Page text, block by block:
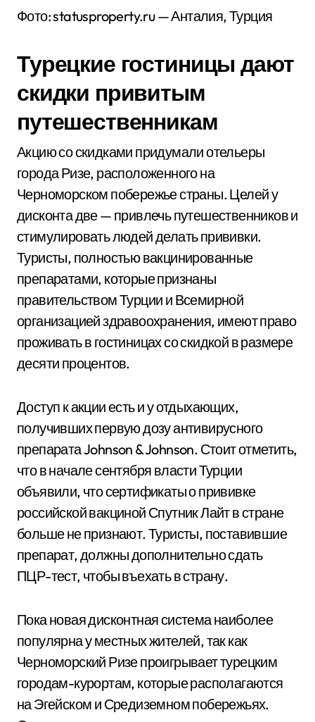
Фото: statusproperty.ru — Анталия, Турция
Турецкие гостиницы дают
скидки привитым
путешественникам
Акцию со скидками придумали отельеры
города Ризе, расположенного на
Черноморском побережье страны. Целей у
дисконта две — привлечь путешественников и
стимулировать людей делать прививки.
Туристы, полностью вакцинированные
препаратами, которые признаны
правительством Турции и Всемирной
организацией здравоохранения, имеют право
проживать в гостиницах со скидкой в размере
десяти процентов.
Доступ к акции есть и у отдыхающих,
получивших первую дозу антивирусного
препарата Johnson & Johnson. Стоит отметить,
что в начале сентября власти Турции
объявили, что сертификаты о прививке
российской вакциной Спутник Лайт в стране
больше не признают. Туристы, поставившие
препарат, должны дополнительно сдать
ПЦР-тест, чтобы въехать в страну.
Пока новая дисконтная система наиболее
популярна у местных жителей, так как
Черноморский Ризе проигрывает турецким
городам-курортам, которые располагаются
на Эгейском и Средиземном побережьях.